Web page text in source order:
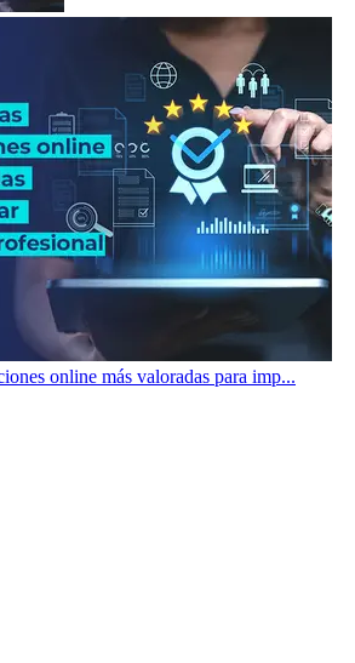
online más valoradas para imp...